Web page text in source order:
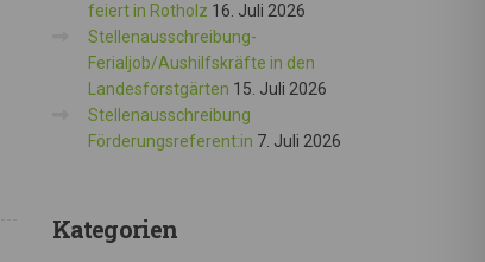
feiert in Rotholz 16. Juli 2026
Stellenausschreibung-
Ferialjob/Aushilfskräfte in den
Landesforstgärten 15. Juli 2026
Stellenausschreibung
Förderungsreferent:in 7. Juli 2026
Kategorien